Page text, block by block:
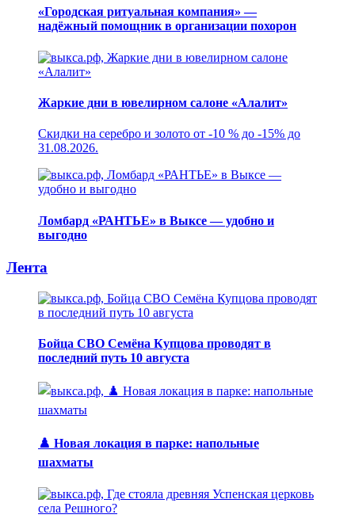
«Городская ритуальная компания» —
надёжный помощник в организации похорон
Жаркие дни в ювелирном салоне «Алалит»
Скидки на серебро и золото от -10 % до -15% до
31.08.2026.
Ломбард «РАНТЬЕ» в Выксе — удобно и
выгодно
Лента
Бойца СВО Семёна Купцова проводят в
последний путь 10 августа
♟️ Новая локация в парке: напольные
шахматы